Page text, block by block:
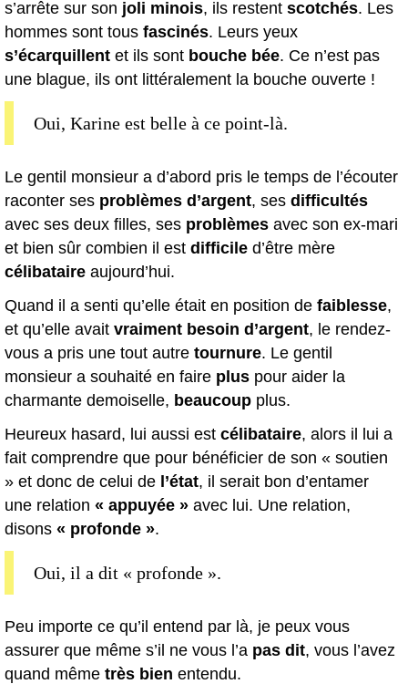
s’arrête sur son joli minois, ils restent scotchés. Les
hommes sont tous fascinés. Leurs yeux
s’écarquillent et ils sont bouche bée. Ce n’est pas
une blague, ils ont littéralement la bouche ouverte !
Oui, Karine est belle à ce point-là.
Le gentil monsieur a d’abord pris le temps de l’écouter
raconter ses problèmes d’argent, ses difficultés
avec ses deux filles, ses problèmes avec son ex-mari
et bien sûr combien il est difficile d’être mère
célibataire aujourd’hui.
Quand il a senti qu’elle était en position de faiblesse,
et qu’elle avait vraiment besoin d’argent, le rendez-
vous a pris une tout autre tournure. Le gentil
monsieur a souhaité en faire plus pour aider la
charmante demoiselle, beaucoup plus.
Heureux hasard, lui aussi est célibataire, alors il lui a
fait comprendre que pour bénéficier de son « soutien
» et donc de celui de l’état, il serait bon d’entamer
une relation « appuyée » avec lui. Une relation,
disons « profonde ».
Oui, il a dit « profonde ».
Peu importe ce qu’il entend par là, je peux vous
assurer que même s’il ne vous l’a pas dit, vous l’avez
quand même très bien entendu.